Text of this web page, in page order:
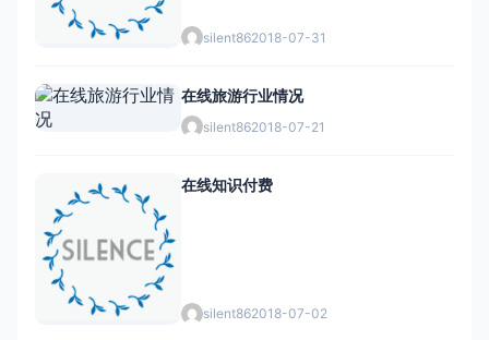
silent862018-07-31
在线旅游行业情况
silent862018-07-21
在线知识付费
silent862018-07-02